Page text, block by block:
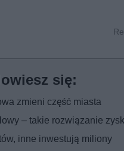
zmieni część miasta
– takie rozwiązanie
inne inwestują miliony